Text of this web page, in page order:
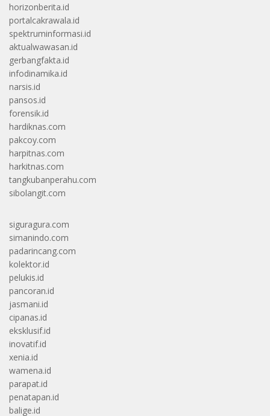
horizonberita.id
portalcakrawala.id
spektruminformasi.id
aktualwawasan.id
gerbangfakta.id
infodinamika.id
narsis.id
pansos.id
forensik.id
hardiknas.com
pakcoy.com
harpitnas.com
harkitnas.com
tangkubanperahu.com
sibolangit.com
siguragura.com
simanindo.com
padarincang.com
kolektor.id
pelukis.id
pancoran.id
jasmani.id
cipanas.id
eksklusif.id
inovatif.id
xenia.id
wamena.id
parapat.id
penatapan.id
balige.id